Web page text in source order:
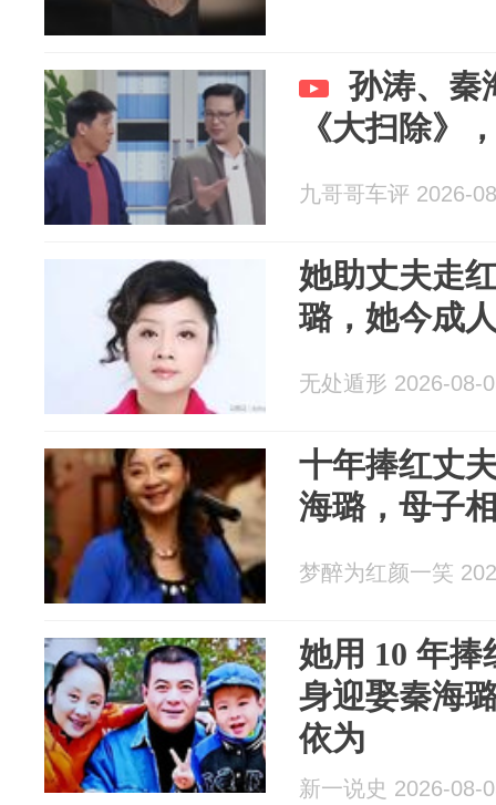
孙涛、秦
《大扫除》
九哥哥车评 2026-
她助丈夫走
璐，她今成
无处遁形 2026-08-
十年捧红丈
海璐，母子
梦醉为红颜一笑
她用 10 年
身迎娶秦海
依为
新一说史 2026-08-